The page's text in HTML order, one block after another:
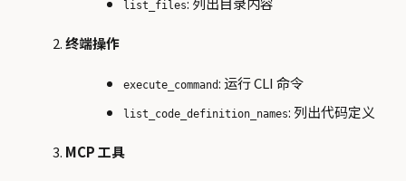
list_files
终端操作
execute_command: 运行 CLI 命令
list_code_definition_names: 列出代码定义
MCP 工具